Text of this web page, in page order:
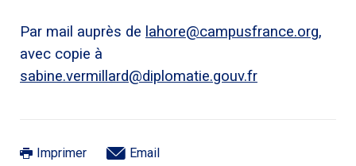
Par mail auprès de lahore@campusfrance.org,
avec copie à
sabine.vermillard@diplomatie.gouv.fr
Imprimer Email